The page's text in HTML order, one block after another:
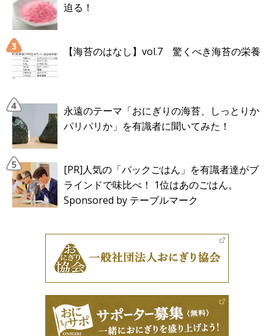
迫る！
【海苔のはなし】vol.7 驚くべき海苔の栄養
永遠のテーマ「おにぎりの海苔、しっとりか
パリパリか」を有識者に聞いてみた！
[PR]人気の「パックごはん」を有識者達がブ
ラインドで味比べ！ 1位はあのごはん。
Sponsored by テーブルマーク